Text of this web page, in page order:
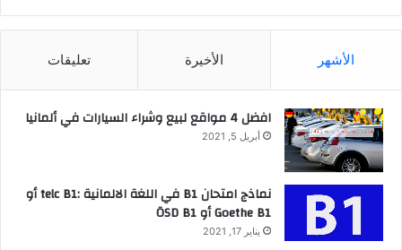
الأشهر الأخيرة تعليقات
افضل 4 مواقع لبيع وشراء السيارات في ألمانيا
أبريل 5, 2021
نماذج امتحان B1 في اللغة الالمانية :telc B1 أو
Goethe B1 أو ÖSD B1
يناير 17, 2021